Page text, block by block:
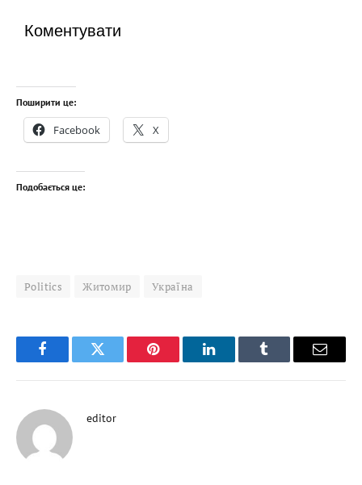
Коментувати
Поширити це:
Facebook X
Подобається це:
Politics Житомир Україна
FacebookTwitter Pinterest LinkedInTumblr Email
editor